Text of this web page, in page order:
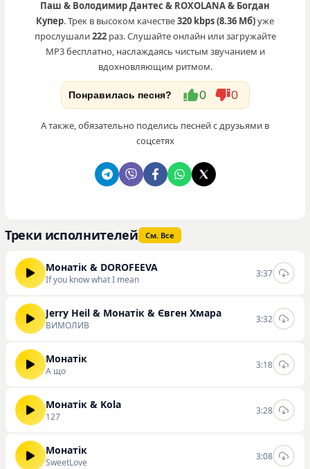
Паш & Володимир Дантес & ROXOLANA & Богдан
Купер. Трек в высоком качестве320 kbps (8.36 Мб)уже
прослушали222раз. Слушайте онлайн или загружайте
MP3 бесплатно, наслаждаясь чистым звучанием и
вдохновляющим ритмом.
Понравилась песня? 0 0
А также, обязательно поделись песней с друзьями в
соцсетях
Треки исполнителей См. Все
Монатік & DOROFEEVA
If you know what I mean
3:37
Jerry Heil & Монатік & Євген Хмара
ВИМОЛИВ
3:32
Монатік
А що
3:18
Монатік & Kola
127
3:28
Монатік
SweetLove
3:08